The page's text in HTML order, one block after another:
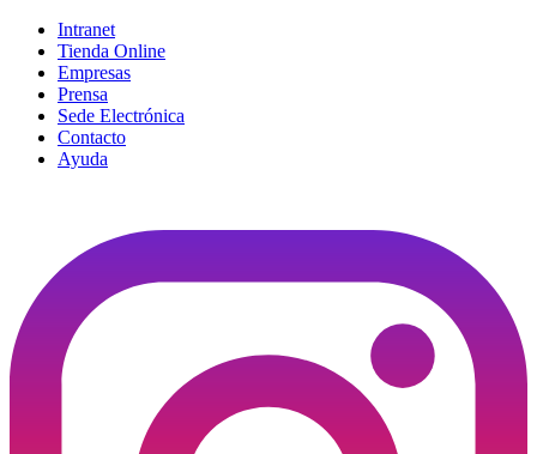
Intranet
Tienda Online
Empresas
Prensa
Sede Electrónica
Contacto
Ayuda